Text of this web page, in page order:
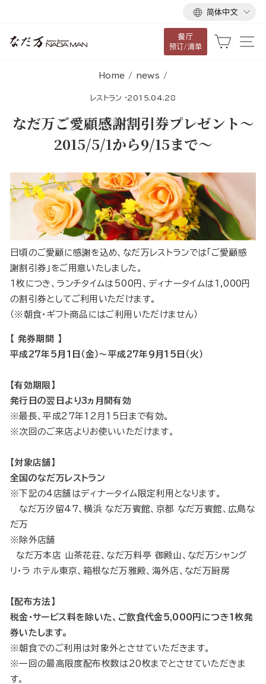
语
言
简体中文
餐厅
预订/清单
大车
Home / news /
レストラン ·2015.04.28
なだ万ご愛顧感謝割引券プレゼント～
2015/5/1から9/15まで～
日頃のご愛顧に感謝を込め、なだ万レストランでは「ご愛顧感
謝割引券」をご用意いたしました。
1枚につき、ランチタイムは500円、ディナータイムは1,000円
の割引券としてご利用いただけます。
（※朝食・ギフト商品にはご利用いただけません）
【 発券期間 】
平成27年5月1日（金）〜平成27年9月15日（火）
【有効期限】
発行日の翌日より3ヵ月間有効
※最長、平成27年12月15日まで有効。
※次回のご来店よりお使いいただけます。
【対象店舗】
全国のなだ万レストラン
※下記の４店舗はディナータイム限定利用となります。
なだ万汐留47、横浜 なだ万賓館、京都 なだ万賓館、広島な
だ万
※除外店舗
なだ万本店 山茶花荘、なだ万料亭 御殿山、なだ万シャング
リ・ラ ホテル東京、箱根なだ万雅殿、海外店、なだ万厨房
【配布方法】
税金・サービス料を除いた、ご飲食代金5,000円につき1枚発
券いたします。
※朝食でのご利用は対象外とさせていただきます。
※一回の最高限度配布枚数は20枚までとさせていただきま
す。